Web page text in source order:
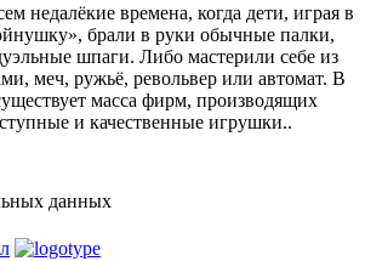
недалёкие времена, когда дети, играя в
брали в руки обычные палки,
шпаги. Либо мастерили себе из
меч, ружьё, револьвер или автомат. В
масса фирм, производящих
и качественные игрушки..
данных